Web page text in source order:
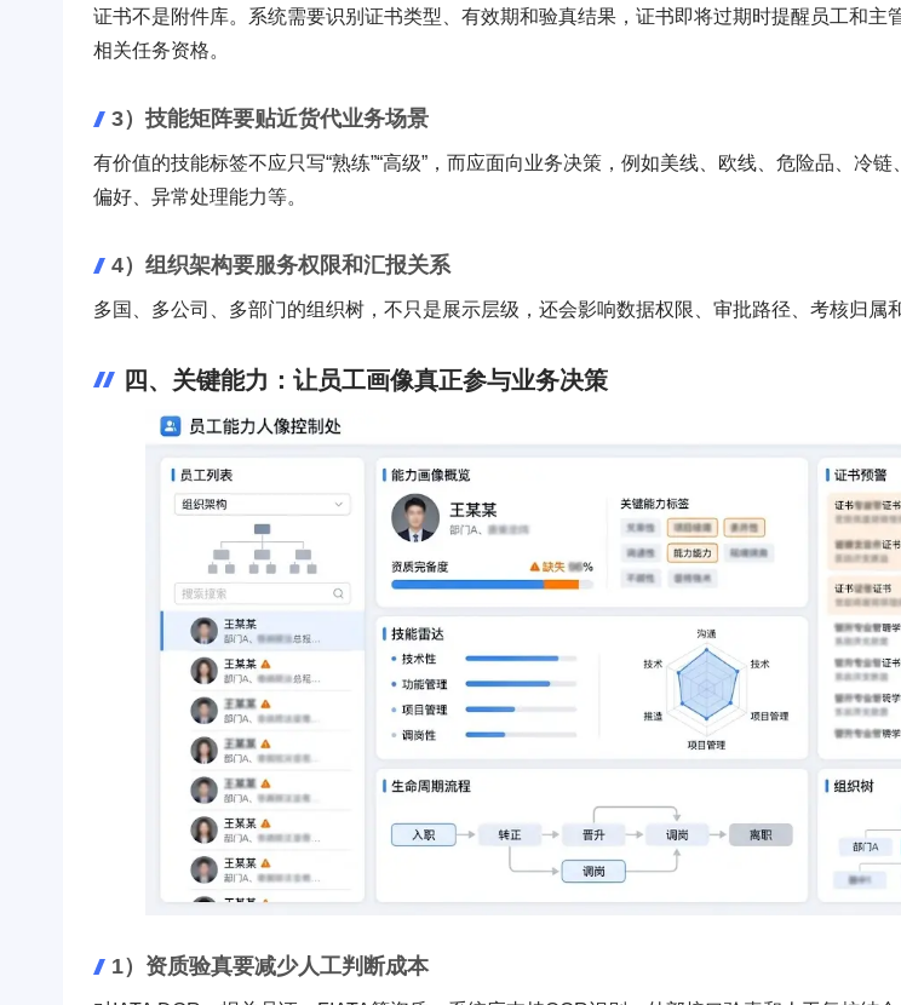
证书不是附件库。系统需要识别证书类型、有效期和验真结果，证书即将过期时提醒员工和主
相关任务资格。
3）技能矩阵要贴近货代业务场景
有价值的技能标签不应只写“熟练”“高级”，而应面向业务决策，例如美线、欧线、危险品、冷
偏好、异常处理能力等。
4）组织架构要服务权限和汇报关系
多国、多公司、多部门的组织树，不只是展示层级，还会影响数据权限、审批路径、考核归属
四、关键能力：让员工画像真正参与业务决策
1）资质验真要减少人工判断成本